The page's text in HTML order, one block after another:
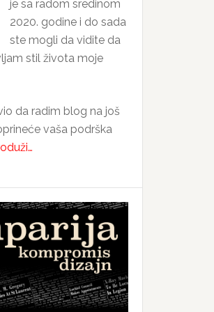
je sa radom sredinom
2020. godine i do sada
ste mogli da vidite da
stil života moje
da radim blog na još
vaša podrška